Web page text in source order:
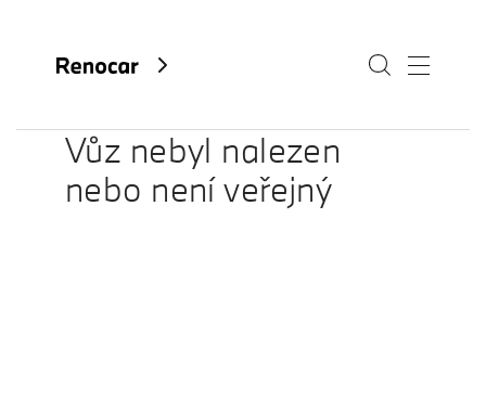
O nás
Vůz nebyl nalezen
nebo není veřejný